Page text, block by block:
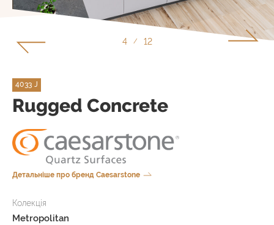
5 / 12
4033 J
Rugged Concrete
Детальніше про бренд Caesarstone
Колекція
Metropolitan